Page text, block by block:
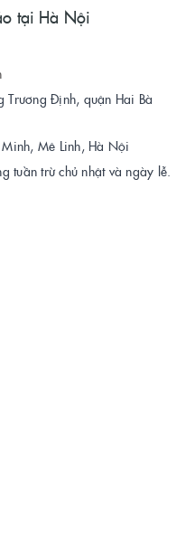
tại Hà Nội
Trương Định, quận Hai Bà
Mê Linh, Hà Nội
tuần trừ chủ nhật và ngày lễ.